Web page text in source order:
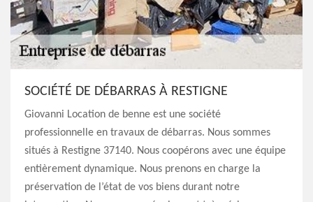
SOCIÉTÉ DE DÉBARRAS À RESTIGNE
Giovanni Location de benne est une société
professionnelle en travaux de débarras. Nous sommes
situés à Restigne 37140. Nous coopérons avec une équipe
entièrement dynamique. Nous prenons en charge la
préservation de l’état de vos biens durant notre